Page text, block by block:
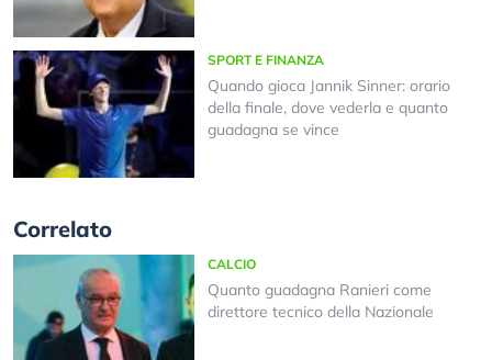
SPORT E FINANZA
Quando gioca Jannik Sinner: orario
della finale, dove vederla e quanto
guadagna se vince
Correlato
CALCIO
Quanto guadagna Ranieri come
direttore tecnico della Nazionale